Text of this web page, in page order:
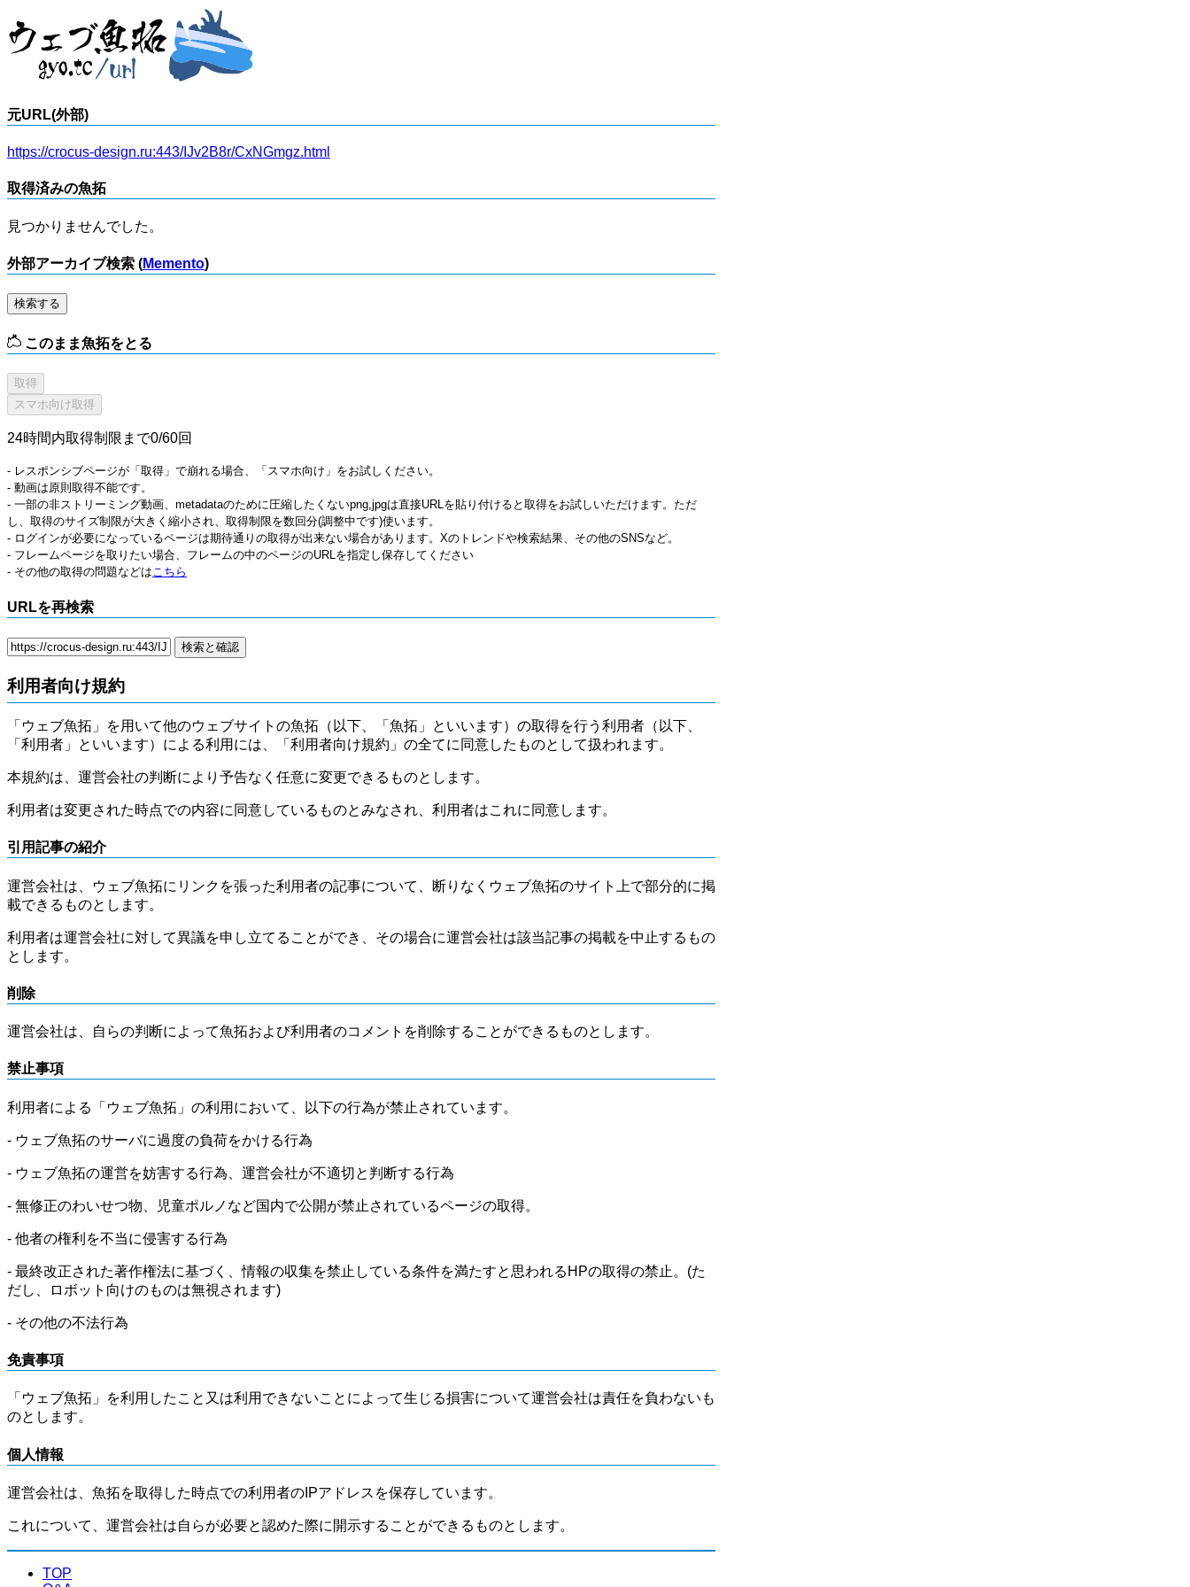
元URL(外部)
https://crocus-design.ru:443/IJv2B8r/CxNGmgz.html
取得済みの魚拓
見つかりませんでした。
外部アーカイブ検索 (Memento)
検索する
このまま魚拓をとる
24時間内取得制限まで0/60回
- レスポンシブページが「取得」で崩れる場合、「スマホ向け」をお試しください。
- 動画は原則取得不能です。
- 一部の非ストリーミング動画、metadataのために圧縮したくないpng,jpgは直接URLを貼り付けると取得をお試しいただけます。ただ
し、取得のサイズ制限が大きく縮小され、取得制限を数回分(調整中です)使います。
- ログインが必要になっているページは期待通りの取得が出来ない場合があります。Xのトレンドや検索結果、その他のSNSなど。
- フレームページを取りたい場合、フレームの中のページのURLを指定し保存してください
- その他の取得の問題などは こちら
URLを再検索
利用者向け規約
「ウェブ魚拓」を用いて他のウェブサイトの魚拓（以下、「魚拓」といいます）の取得を行う利用者（以下、
「利用者」といいます）による利用には、「利用者向け規約」の全てに同意したものとして扱われます。
本規約は、運営会社の判断により予告なく任意に変更できるものとします。
利用者は変更された時点での内容に同意しているものとみなされ、利用者はこれに同意します。
引用記事の紹介
運営会社は、ウェブ魚拓にリンクを張った利用者の記事について、断りなくウェブ魚拓のサイト上で部分的に掲
載できるものとします。
利用者は運営会社に対して異議を申し立てることができ、その場合に運営会社は該当記事の掲載を中止するもの
とします。
削除
運営会社は、自らの判断によって魚拓および利用者のコメントを削除することができるものとします。
禁止事項
利用者による「ウェブ魚拓」の利用において、以下の行為が禁止されています。
- ウェブ魚拓のサーバに過度の負荷をかける行為
- ウェブ魚拓の運営を妨害する行為、運営会社が不適切と判断する行為
- 無修正のわいせつ物、児童ポルノなど国内で公開が禁止されているページの取得。
- 他者の権利を不当に侵害する行為
- 最終改正された著作権法に基づく、情報の収集を禁止している条件を満たすと思われるHPの取得の禁止。(た
だし、ロボット向けのものは無視されます)
- その他の不法行為
免責事項
「ウェブ魚拓」を利用したこと又は利用できないことによって生じる損害について運営会社は責任を負わないも
のとします。
個人情報
運営会社は、魚拓を取得した時点での利用者のIPアドレスを保存しています。
これについて、運営会社は自らが必要と認めた際に開示することができるものとします。
TOP